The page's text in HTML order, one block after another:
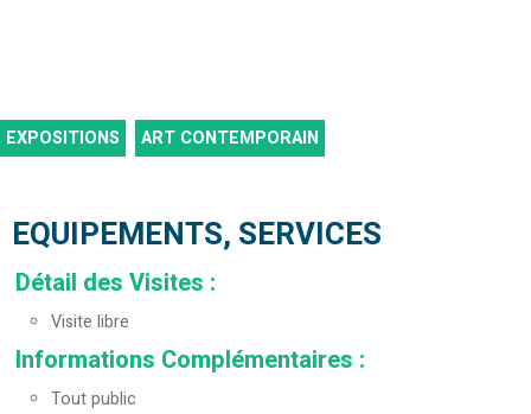
EXPOSITIONS ART CONTEMPORAIN
EQUIPEMENTS, SERVICES
Détail des Visites :
Visite libre
Informations Complémentaires :
Tout public